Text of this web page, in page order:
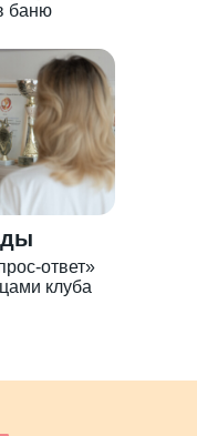
ответ»
клуба
баню